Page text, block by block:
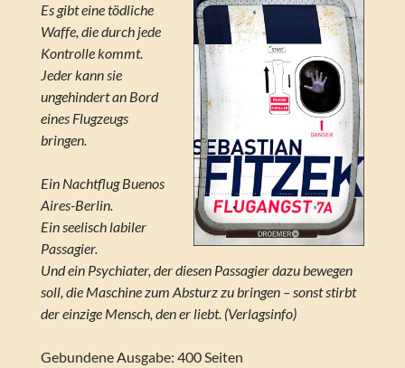
Es gibt eine tödliche
Waffe, die durch jede
Kontrolle kommt.
Jeder kann sie
ungehindert an Bord
eines Flugzeugs
bringen.
Ein Nachtflug Buenos
Aires-Berlin.
Ein seelisch labiler
Passagier.
Und ein Psychiater, der diesen Passagier dazu bewegen
soll, die Maschine zum Absturz zu bringen – sonst stirbt
der einzige Mensch, den er liebt. (Verlagsinfo)
Gebundene Ausgabe: 400 Seiten